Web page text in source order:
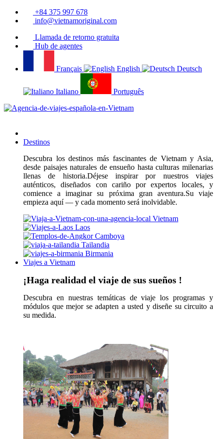
+84 375 997 678
info@vietnamoriginal.com
Llamada de retorno gratuita
Hub de agentes
Français English Deutsch
Italiano Português
Destinos
Descubra los destinos más fascinantes de Vietnam y Asia,
desde paisajes naturales de ensueño hasta culturas milenarias
llenas de historia.Déjese inspirar por nuestros viajes
auténticos, diseñados con cariño por expertos locales, y
comience a imaginar su próxima gran aventura.Su viaje
empieza aquí — y cada momento será inolvidable.
Vietnam
Laos
Camboya
Tailandia
Birmania
Viajes a Vietnam
¡Haga realidad el viaje de sus sueños !
Descubra en nuestras temáticas de viaje los programas y
módulos que mejor se adapten a usted y diseñe su circuito a
su medida.